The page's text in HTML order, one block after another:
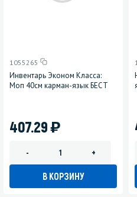
1055265
Инвентарь Эконом Класса:
Моп 40см карман-язык БЕСТ
407.29)
- +
В КОРЗИНУ